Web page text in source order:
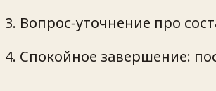
Вопрос‑уточнение про
Спокойное завершение: